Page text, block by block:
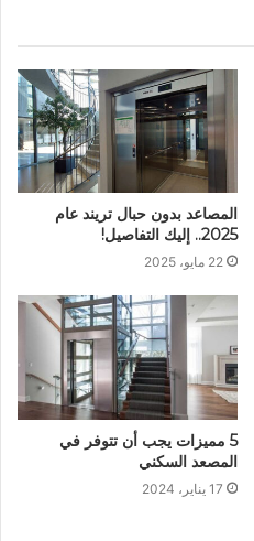
المصاعد بدون حبال تريند عام
2025.. إليك التفاصيل!
22 مايو، 2025
5 مميزات يجب أن تتوفر في
المصعد السكني
17 يناير، 2024